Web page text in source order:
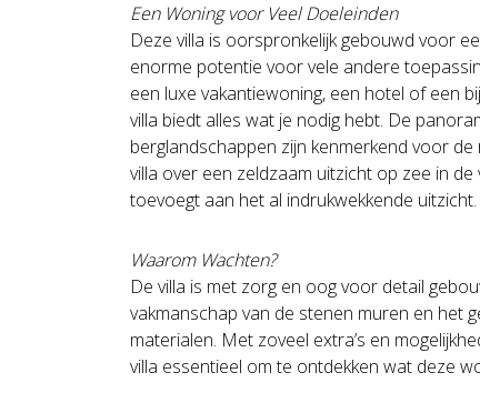
Een Woning voor Veel Doeleinden
Deze villa is oorspronkelijk gebouwd voor
enorme potentie voor vele andere
een luxe vakantiewoning, een hotel of een
villa biedt alles wat je nodig hebt. De
berglandschappen zijn kenmerkend voor
villa over een zeldzaam uitzicht op zee in
toevoegt aan het al indrukwekkende uitzicht.
Waarom Wachten?
De villa is met zorg en oog voor detail
vakmanschap van de stenen muren en het
materialen. Met zoveel extra’s en
villa essentieel om te ontdekken wat deze